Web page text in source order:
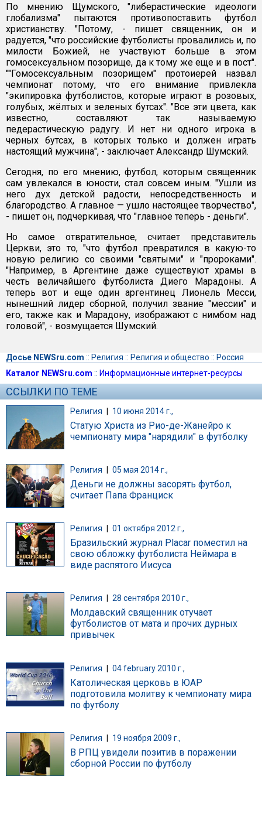
По мнению Щумского, "либерастические идеологи
глобализма" пытаются противопоставить футбол
христианству. "Потому, - пишет священник, он и
радуется, "что российские футболисты провалились и, по
милости Божией, не участвуют больше в этом
гомосексуальном позорище, да к тому же еще и в пост".
""Гомосексуальным позорищем" протоиерей назвал
чемпионат потому, что его внимание привлекла
"экипировка футболистов, которые играют в розовых,
голубых, жёлтых и зеленых бутсах". "Все эти цвета, как
известно, составляют так называемую
педерастическую радугу. И нет ни одного игрока в
черных бутсах, в которых только и должен играть
настоящий мужчина", - заключает Александр Шумский.
Сегодня, по его мнению, футбол, которым священник
сам увлекался в юности, стал совсем иным. "Ушли из
него дух детской радости, непосредственность и
благородство. А главное — ушло настоящее творчество",
- пишет он, подчеркивая, что "главное теперь - деньги".
Но самое отвратительное, считает представитель
Церкви, это то, "что футбол превратился в какую-то
новую религию со своими "святыми" и "пророками".
"Например, в Аргентине даже существуют храмы в
честь величайшего футболиста Диего Марадоны. А
теперь вот и еще один аргентинец Лионель Месси,
нынешний лидер сборной, получил звание "мессии" и
его, также как и Марадону, изображают с нимбом над
головой", - возмущается Шумский.
Досье NEWSru.com :: Религия :: Религия и общество :: Россия
Каталог NEWSru.com :: Информационные интернет-ресурсы
ССЫЛКИ ПО ТЕМЕ
Религия | 10 июня 2014 г.,
Статую Христа из Рио-де-Жанейро к
чемпионату мира "нарядили" в футболку
Религия 05 мая 2014 г.,
Деньги не должны засорять футбол,
считает Папа Франциск
Религия 01 октября 2012 г.,
Бразильский журнал Placar поместил на
свою обложку футболиста Неймара в
виде распятого Иисуса
Религия 28 сентября 2010 г.,
Молдавский священник отучает
футболистов от мата и прочих дурных
привычек
Религия | 04 february 2010 г.,
Католическая церковь в ЮАР
подготовила молитву к чемпионату мира
по футболу
Религия 19 ноября 2009 г.,
В РПЦ увидели позитив в поражении
сборной России по футболу